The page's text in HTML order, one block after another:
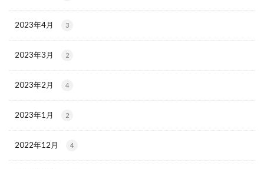
2023年4月 3
2023年3月 2
2023年2月 4
2023年1月 2
2022年12月 4